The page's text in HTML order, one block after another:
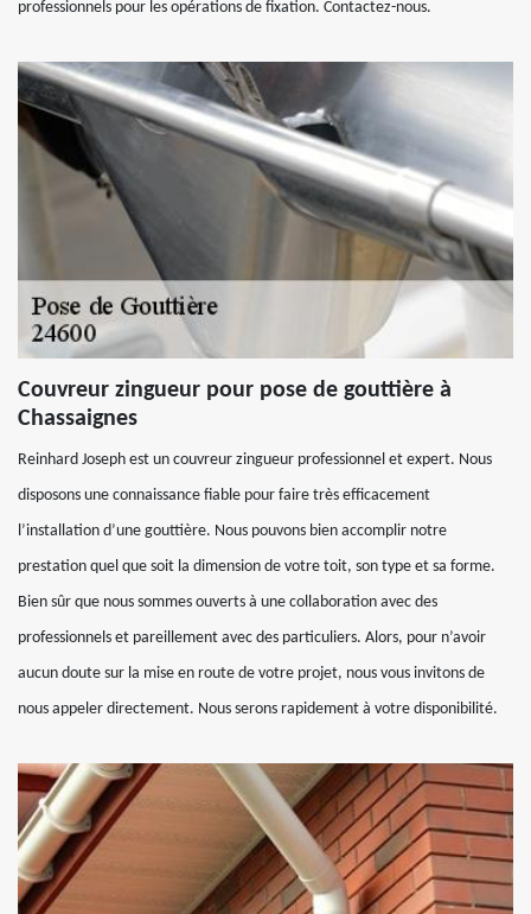
professionnels pour les opérations de fixation. Contactez-nous.
Couvreur zingueur pour pose de gouttière à
Chassaignes
Reinhard Joseph est un couvreur zingueur professionnel et expert. Nous
disposons une connaissance fiable pour faire très efficacement
l’installation d’une gouttière. Nous pouvons bien accomplir notre
prestation quel que soit la dimension de votre toit, son type et sa forme.
Bien sûr que nous sommes ouverts à une collaboration avec des
professionnels et pareillement avec des particuliers. Alors, pour n’avoir
aucun doute sur la mise en route de votre projet, nous vous invitons de
nous appeler directement. Nous serons rapidement à votre disponibilité.